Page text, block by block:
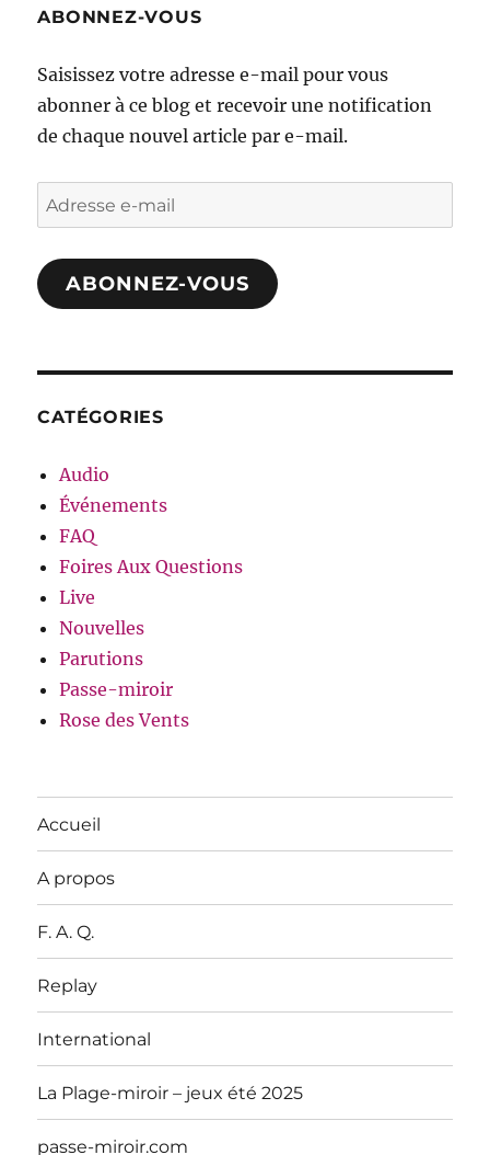
ABONNEZ-VOUS
Saisissez votre adresse e-mail pour vous
abonner à ce blog et recevoir une notification
de chaque nouvel article par e-mail.
Adresse
e-
mail
ABONNEZ-VOUS
CATÉGORIES
Audio
Événements
FAQ
Foires Aux Questions
Live
Nouvelles
Parutions
Passe-miroir
Rose des Vents
Accueil
A propos
F. A. Q.
Replay
International
La Plage-miroir – jeux été 2025
passe-miroir.com